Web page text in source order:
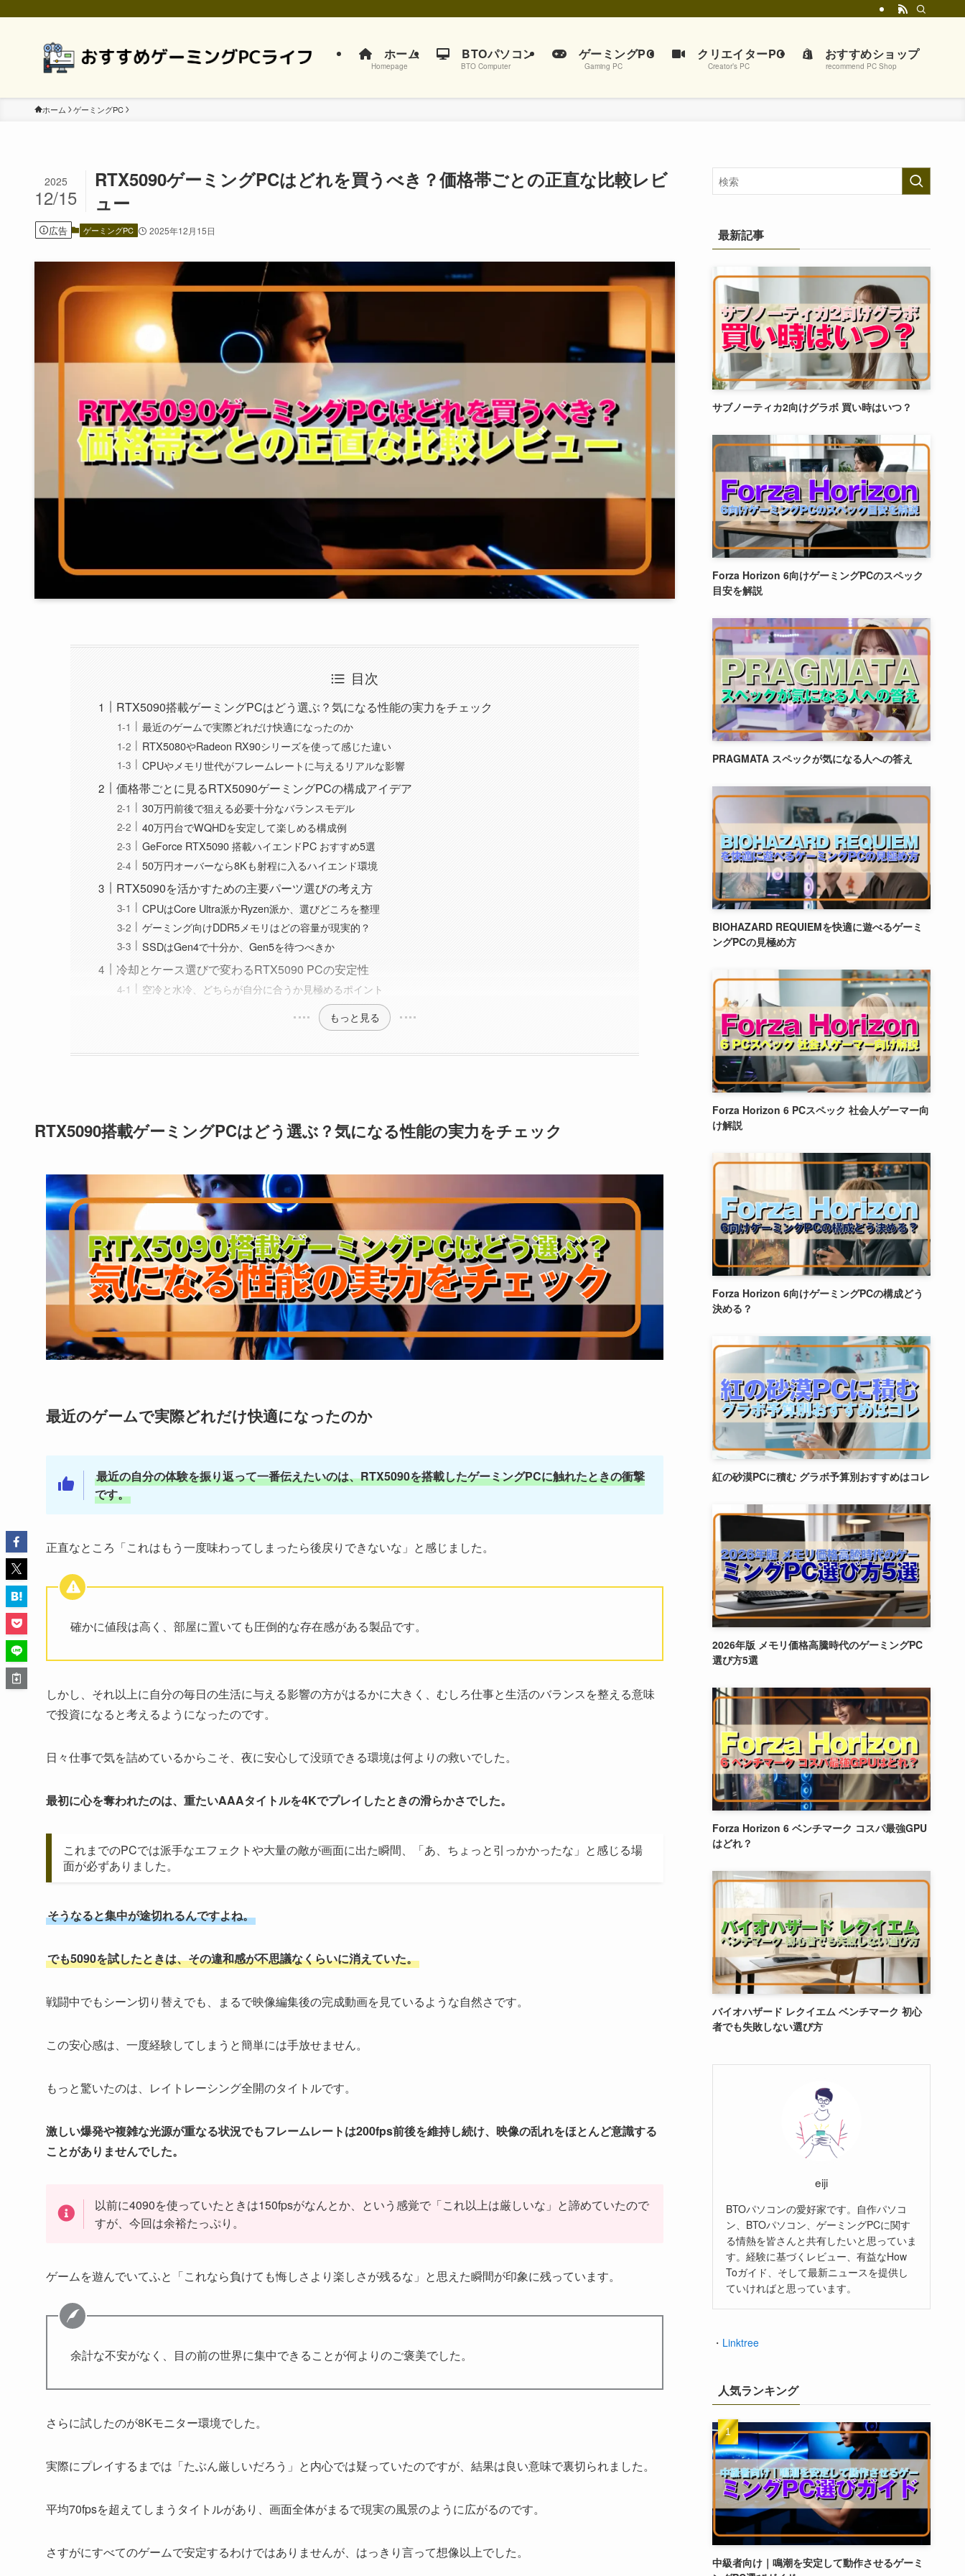
ホーム
Homepage
BTOパソコン
BTO Computer
ゲーミングPC
Gaming PC
クリエイターPC
Creator’s PC
おすすめショップ
recommend PC Shop
ホーム ゲーミングPC
RTX5090ゲーミングPCはどれを買うべき？価格帯ごとの正直な比較レビ
ュー
2025
12/15
広告 ゲーミングPC 2025年12月15日
目次
RTX5090搭載ゲーミングPCはどう選ぶ？気になる性能の実力をチェック
最近のゲームで実際どれだけ快適になったのか
RTX5080やRadeon RX90シリーズを使って感じた違い
CPUやメモリ世代がフレームレートに与えるリアルな影響
価格帯ごとに見るRTX5090ゲーミングPCの構成アイデア
30万円前後で狙える必要十分なバランスモデル
40万円台でWQHDを安定して楽しめる構成例
GeForce RTX5090 搭載ハイエンドPC おすすめ5選
50万円オーバーなら8Kも射程に入るハイエンド環境
RTX5090を活かすための主要パーツ選びの考え方
CPUはCore Ultra派かRyzen派か、選びどころを整理
ゲーミング向けDDR5メモリはどの容量が現実的？
SSDはGen4で十分か、Gen5を待つべきか
冷却とケース選びで変わるRTX5090 PCの安定性
空冷と水冷、どちらが自分に合うか見極めるポイント
もっと見る
RTX5090搭載ゲーミングPCはどう選ぶ？気になる性能の実力をチェック
最近のゲームで実際どれだけ快適になったのか
最近の自分の体験を振り返って一番伝えたいのは、RTX5090を搭載したゲーミングPCに触れたときの衝撃
です。
正直なところ「これはもう一度味わってしまったら後戻りできないな」と感じました。
確かに値段は高く、部屋に置いても圧倒的な存在感がある製品です。
しかし、それ以上に自分の毎日の生活に与える影響の方がはるかに大きく、むしろ仕事と生活のバランスを整える意味
で投資になると考えるようになったのです。
日々仕事で気を詰めているからこそ、夜に安心して没頭できる環境は何よりの救いでした。
最初に心を奪われたのは、重たいAAAタイトルを4Kでプレイしたときの滑らかさでした。
これまでのPCでは派手なエフェクトや大量の敵が画面に出た瞬間、「あ、ちょっと引っかかったな」と感じる場
面が必ずありました。
そうなると集中が途切れるんですよね。
でも5090を試したときは、その違和感が不思議なくらいに消えていた。
戦闘中でもシーン切り替えでも、まるで映像編集後の完成動画を見ているような自然さです。
この安心感は、一度経験してしまうと簡単には手放せません。
もっと驚いたのは、レイトレーシング全開のタイトルです。
激しい爆発や複雑な光源が重なる状況でもフレームレートは200fps前後を維持し続け、映像の乱れをほとんど意識する
ことがありませんでした。
以前に4090を使っていたときは150fpsがなんとか、という感覚で「これ以上は厳しいな」と諦めていたので
すが、今回は余裕たっぷり。
ゲームを遊んでいてふと「これなら負けても悔しさより楽しさが残るな」と思えた瞬間が印象に残っています。
余計な不安がなく、目の前の世界に集中できることが何よりのご褒美でした。
さらに試したのが8Kモニター環境でした。
実際にプレイするまでは「たぶん厳しいだろう」と内心では疑っていたのですが、結果は良い意味で裏切られました。
平均70fpsを超えてしまうタイトルがあり、画面全体がまるで現実の風景のように広がるのです。
さすがにすべてのゲームで安定するわけではありませんが、はっきり言って想像以上でした。
最新記事
サブノーティカ2向けグラボ 買い時はいつ？
Forza Horizon 6向けゲーミングPCのスペック
目安を解説
PRAGMATA スペックが気になる人への答え
BIOHAZARD REQUIEMを快適に遊べるゲーミ
ングPCの見極め方
Forza Horizon 6 PCスペック 社会人ゲーマー向
け解説
Forza Horizon 6向けゲーミングPCの構成どう
決める？
紅の砂漠PCに積む グラボ予算別おすすめはコレ
2026年版 メモリ価格高騰時代のゲーミングPC
選び方5選
Forza Horizon 6 ベンチマーク コスパ最強GPU
はどれ？
バイオハザード レクイエム ベンチマーク 初心
者でも失敗しない選び方
eiji
BTOパソコンの愛好家です。自作パソコ
ン、BTOパソコン、ゲーミングPCに関す
る情熱を皆さんと共有したいと思っていま
す。経験に基づくレビュー、有益なHow
Toガイド、そして最新ニュースを提供し
ていければと思っています。
・ Linktree
人気ランキング
中級者向け｜鳴潮を安定して動作させるゲーミ